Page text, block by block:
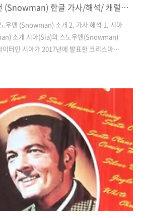
시아 (Sia) - 스노우맨 (Snowman) 한글 가사/해석/ 캐럴 추천
우맨 (Snowman) 소개 2. 가사 해석 1. 시아
소개 시아(Sia)의 스노우맨(Snowman)
터인 시아가 2017년에 발표한 크리스마스
눈에 띄는 트랙 중 하나로, 시아의 감성적
담아낸 가사와 부드러운 멜로디가 특징입
로 한 가사를 통해 사랑과 친밀감을 표현하
서도 감성적인 보컬이 곡의 분위기를 더욱 풍
은 발매 이후..